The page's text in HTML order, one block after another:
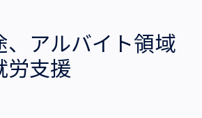
、アルバイト領域
労支援